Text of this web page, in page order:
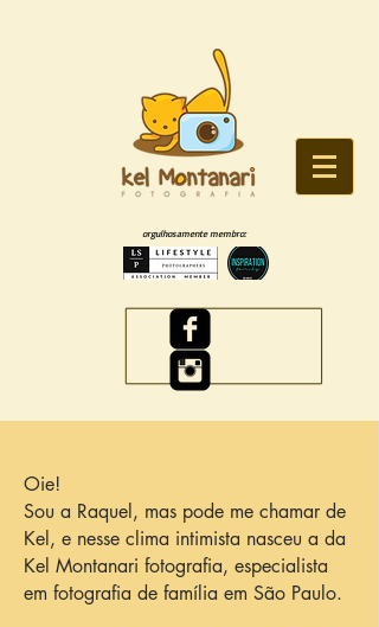
orgulhosamente membro:
Oie!
Sou a Raquel, mas pode me chamar de
Kel, e nesse clima intimista nasceu a da
Kel Montanari fotografia, especialista
em fotografia de família em São Paulo.